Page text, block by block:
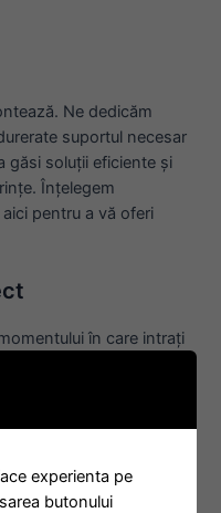
Ne dedicăm
suportul necesar
găsi soluții eficiente și
Înțelegem
pentru a vă oferi
în care intrați
alături de voi cu
ajutându-vă să
noastră este să
și suportabilă,
a trece cu bine peste
experienta pe
butonului